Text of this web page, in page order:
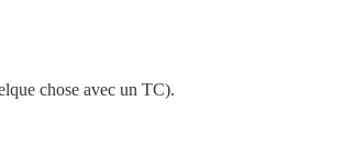
chose avec un TC).